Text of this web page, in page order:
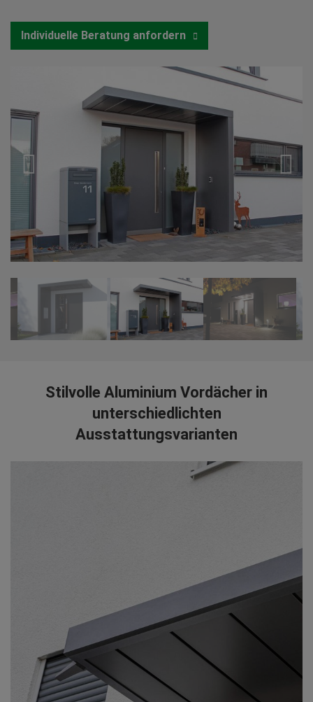
Individuelle Beratung anfordern
Stilvolle Aluminium Vordächer in
unterschiedlichten
Ausstattungsvarianten